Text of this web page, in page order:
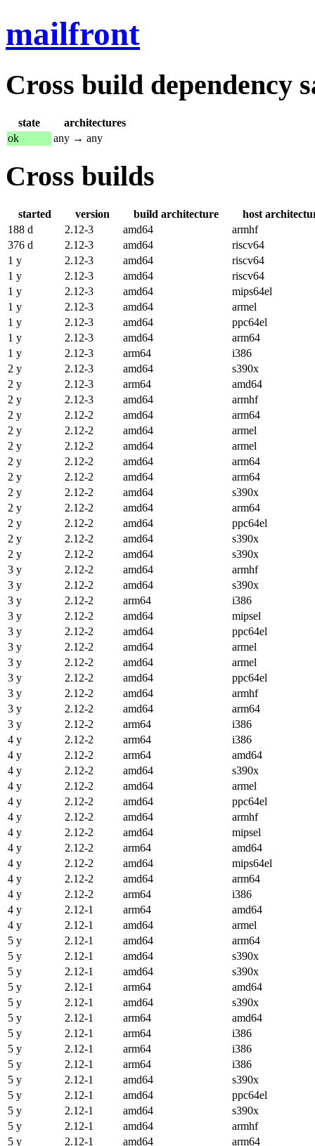
mailfront
Cross build dependency
state
architectures
ok
any → any
Cross builds
started version build architecture
host
188 d
2.12-3 amd64
armhf
376 d
2.12-3 amd64
riscv64
1 y
2.12-3 amd64
riscv64
1 y
2.12-3 amd64
riscv64
1 y
2.12-3 amd64
mips64el
1 y
2.12-3 amd64
armel
1 y
2.12-3 amd64
ppc64el
1 y
2.12-3 amd64
arm64
1 y
2.12-3 arm64
i386
2 y
2.12-3 amd64
s390x
2 y
2.12-3 arm64
amd64
2 y
2.12-3 amd64
armhf
2 y
2.12-2 amd64
arm64
2 y
2.12-2 amd64
armel
2 y
2.12-2 amd64
armel
2 y
2.12-2 amd64
arm64
2 y
2.12-2 amd64
arm64
2 y
2.12-2 amd64
s390x
2 y
2.12-2 amd64
arm64
2 y
2.12-2 amd64
ppc64el
2 y
2.12-2 amd64
s390x
2 y
2.12-2 amd64
s390x
3 y
2.12-2 amd64
armhf
3 y
2.12-2 amd64
s390x
3 y
2.12-2 arm64
i386
3 y
2.12-2 amd64
mipsel
3 y
2.12-2 amd64
ppc64el
3 y
2.12-2 amd64
armel
3 y
2.12-2 amd64
armel
3 y
2.12-2 amd64
ppc64el
3 y
2.12-2 amd64
armhf
3 y
2.12-2 amd64
arm64
3 y
2.12-2 arm64
i386
4 y
2.12-2 arm64
i386
4 y
2.12-2 arm64
amd64
4 y
2.12-2 amd64
s390x
4 y
2.12-2 amd64
armel
4 y
2.12-2 amd64
ppc64el
4 y
2.12-2 amd64
armhf
4 y
2.12-2 amd64
mipsel
4 y
2.12-2 arm64
amd64
4 y
2.12-2 amd64
mips64el
4 y
2.12-2 amd64
arm64
4 y
2.12-2 arm64
i386
4 y
2.12-1 arm64
amd64
4 y
2.12-1 amd64
armel
5 y
2.12-1 amd64
arm64
5 y
2.12-1 amd64
s390x
5 y
2.12-1 amd64
s390x
5 y
2.12-1 arm64
amd64
5 y
2.12-1 amd64
s390x
5 y
2.12-1 arm64
amd64
5 y
2.12-1 arm64
i386
5 y
2.12-1 arm64
i386
5 y
2.12-1 arm64
i386
5 y
2.12-1 amd64
s390x
5 y
2.12-1 amd64
ppc64el
5 y
2.12-1 amd64
s390x
5 y
2.12-1 amd64
armhf
5 y
2.12-1 amd64
arm64